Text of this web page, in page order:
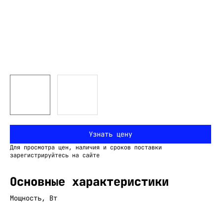
Узнать цену
Для просмотра цен, наличия и сроков поставки
зарегистрируйтесь на сайте
Основные характеристики
Мощность, Вт